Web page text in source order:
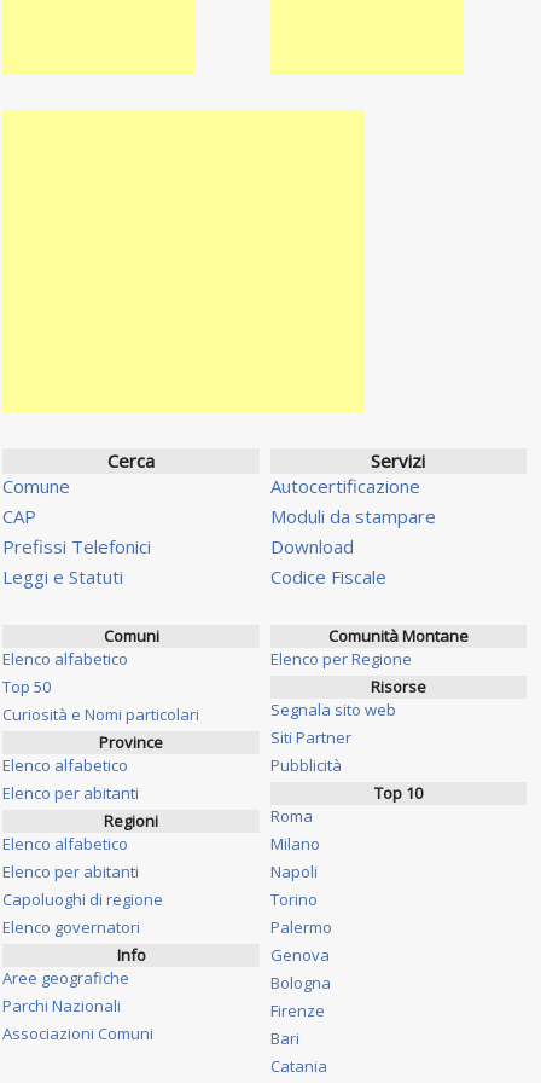
Cerca
Comune
CAP
Prefissi Telefonici
Leggi e Statuti
Servizi
Autocertificazione
Moduli da stampare
Download
Codice Fiscale
Comuni
Elenco alfabetico
Top 50
Curiosità e Nomi particolari
Province
Elenco alfabetico
Elenco per abitanti
Regioni
Elenco alfabetico
Elenco per abitanti
Capoluoghi di regione
Elenco governatori
Info
Aree geografiche
Parchi Nazionali
Associazioni Comuni
Comunità Montane
Elenco per Regione
Risorse
Segnala sito web
Siti Partner
Pubblicità
Top 10
Roma
Milano
Napoli
Torino
Palermo
Genova
Bologna
Firenze
Bari
Catania